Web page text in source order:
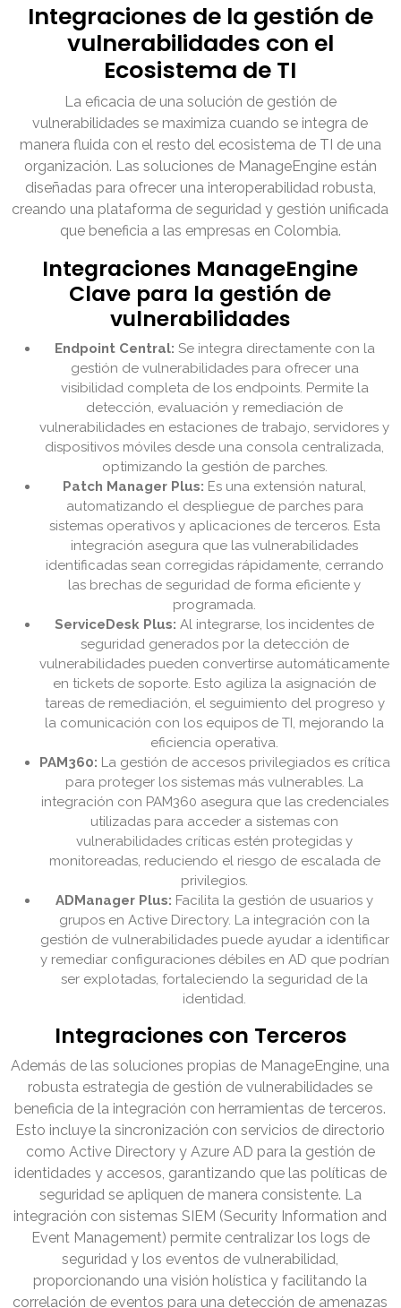
Integraciones de la gestión de
vulnerabilidades con el
Ecosistema de TI
La eficacia de una solución de gestión de
vulnerabilidades se maximiza cuando se integra de
manera fluida con el resto del ecosistema de TI de una
organización. Las soluciones de ManageEngine están
diseñadas para ofrecer una interoperabilidad robusta,
creando una plataforma de seguridad y gestión unificada
que beneficia a las empresas en Colombia.
Integraciones ManageEngine
Clave para la gestión de
vulnerabilidades
Endpoint Central: Se integra directamente con la
gestión de vulnerabilidades para ofrecer una
visibilidad completa de los endpoints. Permite la
detección, evaluación y remediación de
vulnerabilidades en estaciones de trabajo, servidores y
dispositivos móviles desde una consola centralizada,
optimizando la gestión de parches.
Patch Manager Plus: Es una extensión natural,
automatizando el despliegue de parches para
sistemas operativos y aplicaciones de terceros. Esta
integración asegura que las vulnerabilidades
identificadas sean corregidas rápidamente, cerrando
las brechas de seguridad de forma eficiente y
programada.
ServiceDesk Plus: Al integrarse, los incidentes de
seguridad generados por la detección de
vulnerabilidades pueden convertirse automáticamente
en tickets de soporte. Esto agiliza la asignación de
tareas de remediación, el seguimiento del progreso y
la comunicación con los equipos de TI, mejorando la
eficiencia operativa.
PAM360: La gestión de accesos privilegiados es crítica
para proteger los sistemas más vulnerables. La
integración con PAM360 asegura que las credenciales
utilizadas para acceder a sistemas con
vulnerabilidades críticas estén protegidas y
monitoreadas, reduciendo el riesgo de escalada de
privilegios.
ADManager Plus: Facilita la gestión de usuarios y
grupos en Active Directory. La integración con la
gestión de vulnerabilidades puede ayudar a identificar
y remediar configuraciones débiles en AD que podrían
ser explotadas, fortaleciendo la seguridad de la
identidad.
Integraciones con Terceros
Además de las soluciones propias de ManageEngine, una
robusta estrategia de gestión de vulnerabilidades se
beneficia de la integración con herramientas de terceros.
Esto incluye la sincronización con servicios de directorio
como Active Directory y Azure AD para la gestión de
identidades y accesos, garantizando que las políticas de
seguridad se apliquen de manera consistente. La
integración con sistemas SIEM (Security Information and
Event Management) permite centralizar los logs de
seguridad y los eventos de vulnerabilidad,
proporcionando una visión holística y facilitando la
correlación de eventos para una detección de amenazas